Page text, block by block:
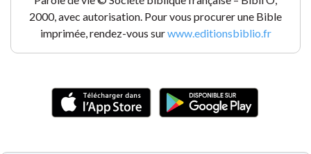
2000, avec autorisation. Pour vous procurer une Bible
imprimée, rendez-vous surwww.editionsbiblio.fr